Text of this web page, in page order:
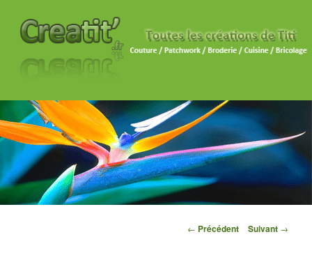
Navigation des articles
← Précédent Suivant →